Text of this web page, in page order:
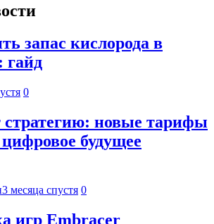
запас кислорода в
гайд
0
стратегию: новые тарифы
будущее
3 месяца спустя 0
игр Embracer